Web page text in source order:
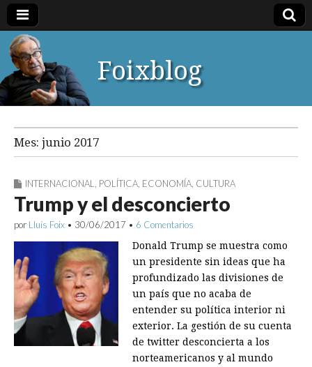
Foixblog
Mes: junio 2017
INTERNACIONAL POLÍTICA ECONOMÍA CULTURA
Trump y el desconcierto
por Lluís Foix • 30/06/2017 • 6 Comentarios
Donald Trump se muestra como
un presidente sin ideas que ha
profundizado las divisiones de
un país que no acaba de
entender su política interior ni
exterior. La gestión de su cuenta
de twitter desconcierta a los
norteamericanos y al mundo